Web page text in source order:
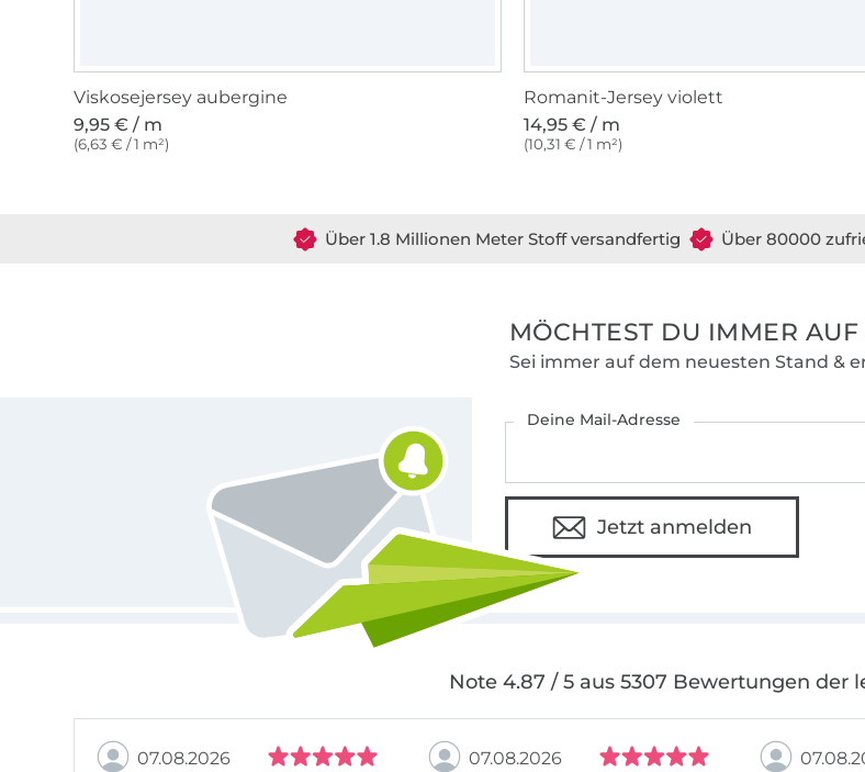
Viskosejersey aubergine
9,95 € / m
(6,63 € / 1 m²)
Romanit-Jersey violett
14,95 € / m
(10,31 € / 1 m²)
Über 1.8 Millionen Meter Stoff versandfertig Über 80000
MÖCHTEST DU IMMER
Sei immer auf dem neuesten Stand &
Deine Mail-Adresse
Jetzt anmelden
Note 4.87 / 5 aus 5307 Bewertungen der
07.08.2026 07.08.2026